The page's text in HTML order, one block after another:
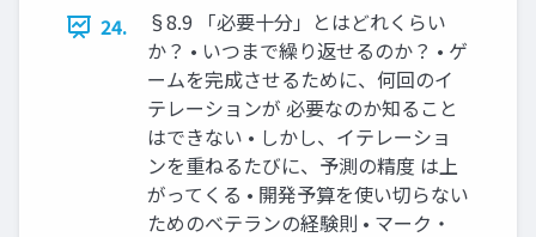
24.
§8.9 「必要十分」とはどれくらい
か？ • いつまで繰り返せるのか？ • ゲ
ームを完成させるために、何回のイ
テレーションが 必要なのか知ること
はできない • しかし、イテレーショ
ンを重ねるたびに、予測の精度 は上
がってくる • 開発予算を使い切らない
ためのベテランの経験則 • マーク・